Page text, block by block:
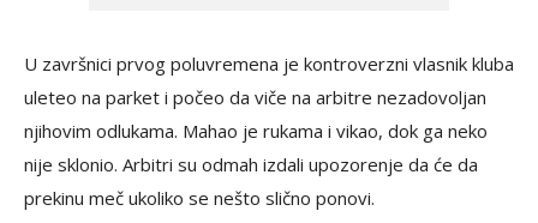
U završnici prvog poluvremena je kontroverzni vlasnik kluba
uleteo na parket i počeo da viče na arbitre nezadovoljan
njihovim odlukama. Mahao je rukama i vikao, dok ga neko
nije sklonio. Arbitri su odmah izdali upozorenje da će da
prekinu meč ukoliko se nešto slično ponovi.